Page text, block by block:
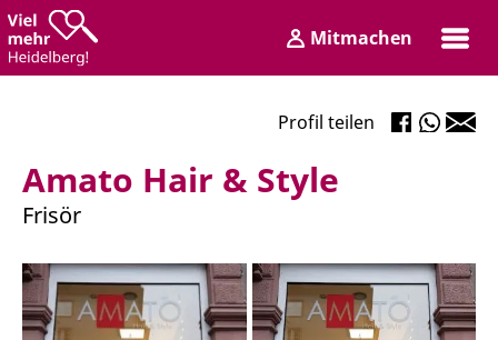
Zum
Inhalt
Zum
Hauptmenü
LoginMitmachen
Amato Hair & Style
Frisör
Profil teilen